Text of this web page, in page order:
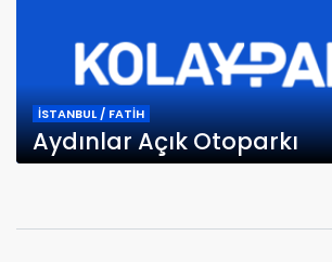
İSTANBUL / FATİH
Aydınlar Açık Otoparkı